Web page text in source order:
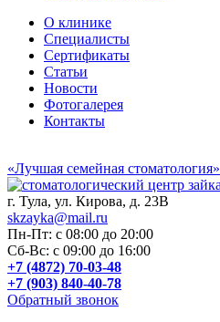
О клинике
Специалисты
Сертификаты
Статьи
Новости
Фотогалерея
Контакты
«Лучшая семейная стоматология»
г. Тула, ул. Кирова, д. 23В
skzayka@mail.ru
Пн-Пт: с 08:00 до 20:00
Сб-Вс: с 09:00 до 16:00
+7 (4872) 70-03-48
+7 (903) 840-40-78
Обратный звонок